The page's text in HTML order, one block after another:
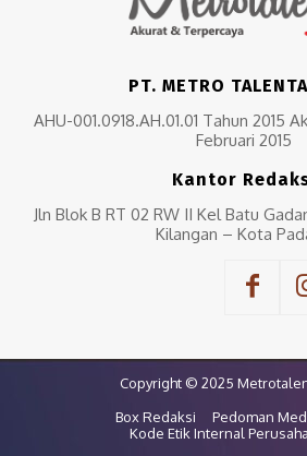
PT. METRO
AHU-001.0918.AH.01.01 Tahun 2015
Februari 2015
Kantor
Jln Blok B RT 02 RW II Kel Batu
Kilangan – Kota
Copyright © 2025
Box Redaksi
Pedoman
Kode Etik Internal